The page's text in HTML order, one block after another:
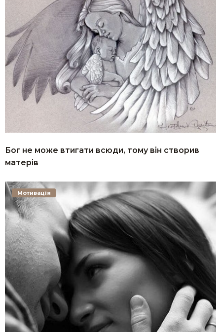
Бог не може втигати всюди, тому він створив
матерів
Мотивація